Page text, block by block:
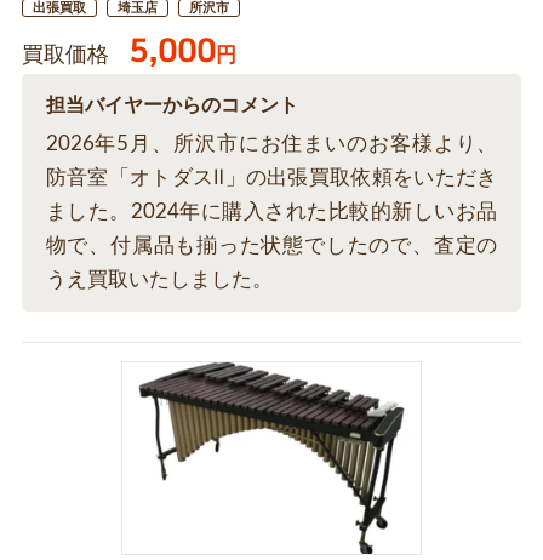
出張買取 埼玉店 所沢市
買取価格 5,000円
担当バイヤーからのコメント
2026年5月、所沢市にお住まいのお客様より、
防音室「オトダスⅡ」の出張買取依頼をいただき
ました。2024年に購入された比較的新しいお品
物で、付属品も揃った状態でしたので、査定の
うえ買取いたしました。